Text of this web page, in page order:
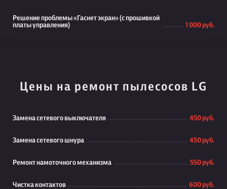
Решение проблемы «Гаснет экран» (с прошивкой
платы управления)
1 000 руб.
Цены на ремонт пылесосов LG
Замена сетевого выключателя 450 руб.
Замена сетевого шнура 450 руб.
Ремонт намоточного механизма 550 руб.
Чистка контактов 600 руб.